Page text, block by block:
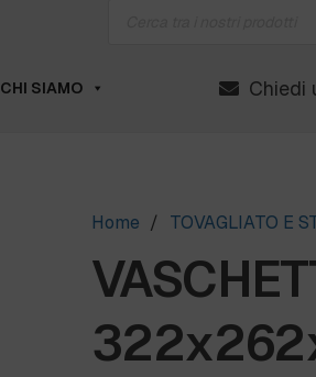
CHI SIAMO Chiedi
Home / TOVAGLIATO E